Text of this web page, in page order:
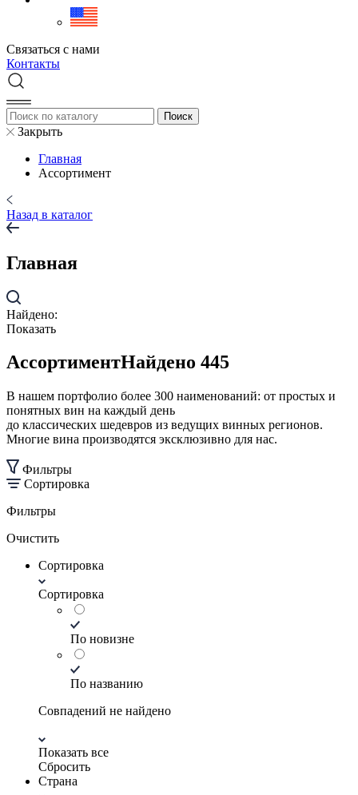
Связаться с нами
Контакты
Закрыть
Главная
Aссортимент
Назад в каталог
Главная
Найдено:
Показать
AссортиментНайдено 445
В нашем портфолио более 300 наименований: от простых и
понятных вин на каждый день
до классических шедевров из ведущих винных регионов.
Многие вина производятся эксклюзивно для нас.
Фильтры
Сортировка
Фильтры
Очистить
Сортировка
Сортировка
По новизне
По названию
Совпадений не найдено
Показать все
Сбросить
Страна